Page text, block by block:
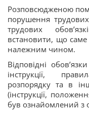
Розповсюдженою
порушення трудових
трудових
встановити, що
належним чином.
Відповідні
інструкції,
розпорядку та в
(інструкції,
був ознайомлений з